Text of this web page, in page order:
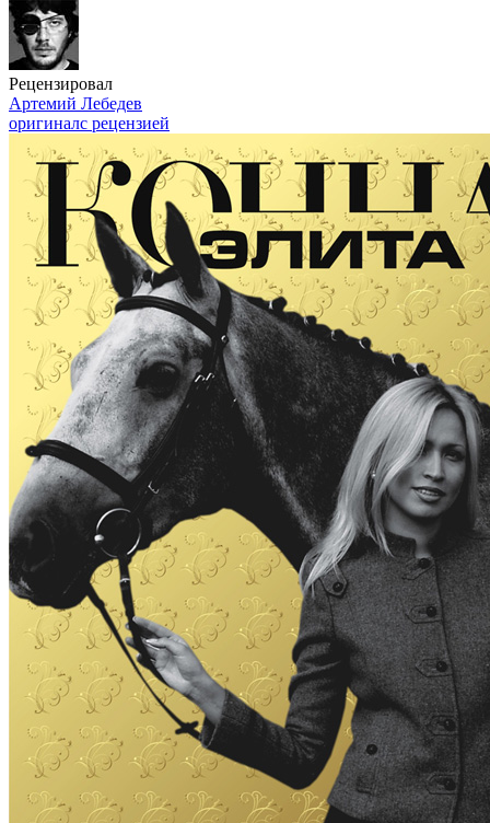
Рецензировал
Артемий Лебедев
оригиналс рецензией